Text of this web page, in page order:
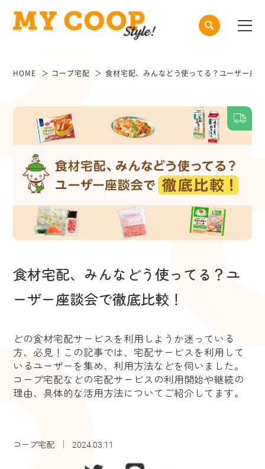
HOME コープ宅配 食材宅配、みんなどう使ってる？ユーザー座
食材宅配、みんなどう使ってる？ユ
ーザー座談会で徹底比較！
どの食材宅配サービスを利用しようか迷っている
方、必見！この記事では、宅配サービスを利用して
いるユーザーを集め、利用方法などを伺いました。
コープ宅配などの宅配サービスの利用開始や継続の
理由、具体的な活用方法についてご紹介してます。
コープ宅配 2024.03.11